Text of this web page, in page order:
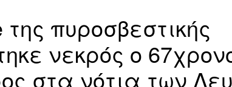
πυροσβεστικής
νεκρός ο
στα νότια των